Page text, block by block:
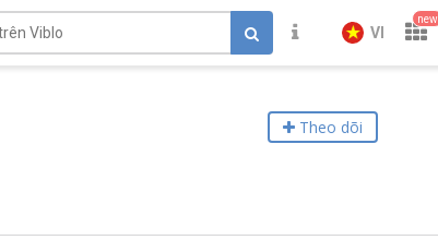
VI
new
Theo dõi